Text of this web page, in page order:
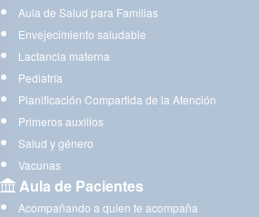
Aula de Salud para Familias
Envejecimiento saludable
Lactancia materna
Pediatría
Planificación Compartida de la Atención
Primeros auxilios
Salud y género
Vacunas
Aula de Pacientes
Acompañando a quien te acompaña